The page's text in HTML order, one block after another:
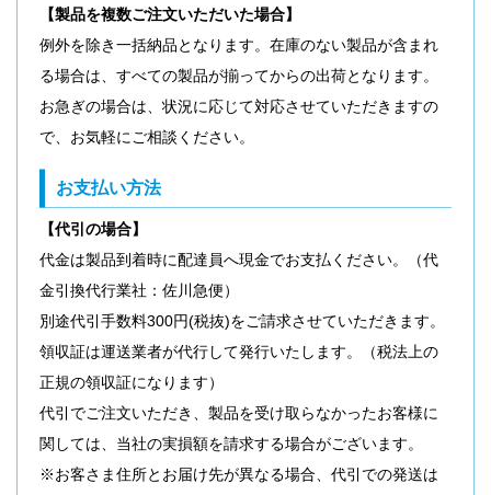
【製品を複数ご注文いただいた場合】
例外を除き一括納品となります。在庫のない製品が含まれ
る場合は、すべての製品が揃ってからの出荷となります。
お急ぎの場合は、状況に応じて対応させていただきますの
で、お気軽にご相談ください。
お支払い方法
【代引の場合】
代金は製品到着時に配達員へ現金でお支払ください。（代
金引換代行業社：佐川急便）
別途代引手数料300円(税抜)をご請求させていただきます。
領収証は運送業者が代行して発行いたします。（税法上の
正規の領収証になります）
代引でご注文いただき、製品を受け取らなかったお客様に
関しては、当社の実損額を請求する場合がございます。
※お客さま住所とお届け先が異なる場合、代引での発送は